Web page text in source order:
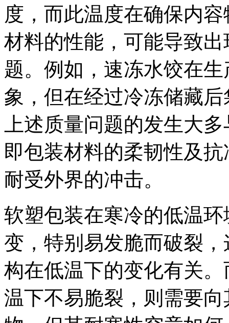
度，而此温度在确保内
材料的性能，可能导致
题。例如，速冻水饺在
象，但在经过冷冻储藏
上述质量问题的发生大
即包装材料的柔韧性及
耐受外界的冲击。
软塑包装在寒冷的低温
变，特别易发脆而破裂
构在低温下的变化有关
温下不易脆裂，则需要